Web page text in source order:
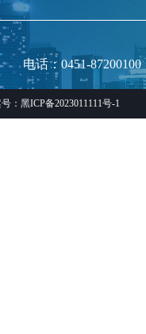
电话：0451-87200100
：黑ICP备2023011111号-1